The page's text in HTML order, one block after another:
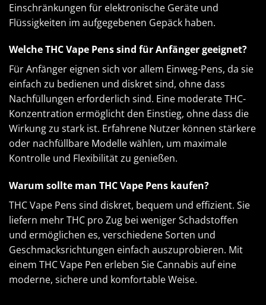
Einschränkungen für elektronische Geräte und
Flüssigkeiten im aufgegebenen Gepäck haben.
Welche THC Vape Pens sind für Anfänger geeignet?
Für Anfänger eignen sich vor allem Einweg-Pens, da sie
einfach zu bedienen und diskret sind, ohne dass
Nachfüllungen erforderlich sind. Eine moderate THC-
Konzentration ermöglicht den Einstieg, ohne dass die
Wirkung zu stark ist. Erfahrene Nutzer können stärkere
oder nachfüllbare Modelle wählen, um maximale
Kontrolle und Flexibilität zu genießen.
Warum sollte man THC Vape Pens kaufen?
THC Vape Pens sind diskret, bequem und effizient. Sie
liefern mehr THC pro Zug bei weniger Schadstoffen
und ermöglichen es, verschiedene Sorten und
Geschmacksrichtungen einfach auszuprobieren. Mit
einem THC Vape Pen erleben Sie Cannabis auf eine
moderne, sichere und komfortable Weise.